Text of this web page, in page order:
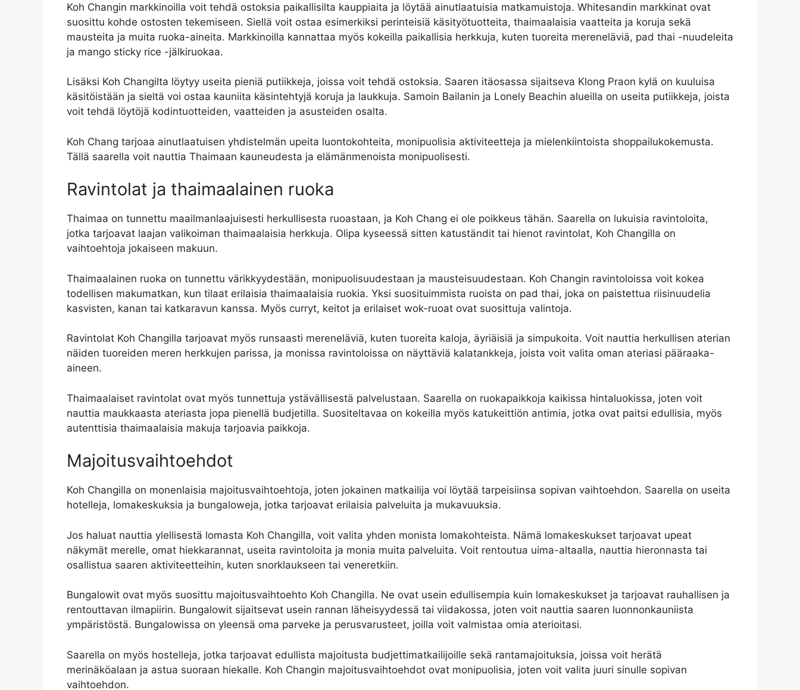
Koh Changin markkinoilla voit tehdä ostoksia paikallisilta kauppiaita ja löytää ainutlaatuisia matkamuistoja. Whitesandin markkinat ovat
suosittu kohde ostosten tekemiseen. Siellä voit ostaa esimerkiksi perinteisiä käsityötuotteita, thaimaalaisia vaatteita ja koruja sekä
mausteita ja muita ruoka-aineita. Markkinoilla kannattaa myös kokeilla paikallisia herkkuja, kuten tuoreita mereneläviä, pad thai -nuudeleita
ja mango sticky rice -jälkiruokaa.
Lisäksi Koh Changilta löytyy useita pieniä putiikkeja, joissa voit tehdä ostoksia. Saaren itäosassa sijaitseva Klong Praon kylä on kuuluisa
käsitöistään ja sieltä voi ostaa kauniita käsintehtyjä koruja ja laukkuja. Samoin Bailanin ja Lonely Beachin alueilla on useita putiikkeja, joista
voit tehdä löytöjä kodintuotteiden, vaatteiden ja asusteiden osalta.
Koh Chang tarjoaa ainutlaatuisen yhdistelmän upeita luontokohteita, monipuolisia aktiviteetteja ja mielenkiintoista shoppailukokemusta.
Tällä saarella voit nauttia Thaimaan kauneudesta ja elämänmenoista monipuolisesti.
Ravintolat ja thaimaalainen ruoka
Thaimaa on tunnettu maailmanlaajuisesti herkullisesta ruoastaan, ja Koh Chang ei ole poikkeus tähän. Saarella on lukuisia ravintoloita,
jotka tarjoavat laajan valikoiman thaimaalaisia ​​herkkuja. Olipa kyseessä sitten katuständit tai hienot ravintolat, Koh Changilla on
vaihtoehtoja jokaiseen makuun.
Thaimaalainen ruoka on tunnettu värikkyydestään, monipuolisuudestaan ​​ja mausteisuudestaan. Koh Changin ravintoloissa voit kokea
todellisen makumatkan, kun tilaat erilaisia ​​thaimaalaisia ​​ruokia. Yksi suosituimmista ruoista on pad thai, joka on paistettua riisinuudelia
kasvisten, kanan tai katkaravun kanssa. Myös curryt, keitot ja erilaiset wok-ruoat ovat suosittuja valintoja.
Ravintolat Koh Changilla tarjoavat myös runsaasti mereneläviä, kuten tuoreita kaloja, äyriäisiä ja simpukoita. Voit nauttia herkullisen aterian
näiden tuoreiden meren herkkujen parissa, ja monissa ravintoloissa on näyttäviä kalatankkeja, joista voit valita oman ateriasi pääraaka-
aineen.
Thaimaalaiset ravintolat ovat myös tunnettuja ystävällisestä palvelustaan. Saarella on ruokapaikkoja kaikissa hintaluokissa, joten voit
nauttia maukkaasta ateriasta jopa pienellä budjetilla. Suositeltavaa on kokeilla myös katukeittiön antimia, jotka ovat paitsi edullisia, myös
autenttisia thaimaalaisia ​​makuja tarjoavia paikkoja.
Majoitusvaihtoehdot
Koh Changilla on monenlaisia majoitusvaihtoehtoja, joten jokainen matkailija voi löytää tarpeisiinsa sopivan vaihtoehdon. Saarella on useita
hotelleja, lomakeskuksia ja bungaloweja, jotka tarjoavat erilaisia ​​palveluita ja mukavuuksia.
Jos haluat nauttia ylellisestä lomasta Koh Changilla, voit valita yhden monista lomakohteista. Nämä lomakeskukset tarjoavat upeat
näkymät merelle, omat hiekkarannat, useita ravintoloita ja monia muita palveluita. Voit rentoutua uima-altaalla, nauttia hieronnasta tai
osallistua saaren aktiviteetteihin, kuten snorklaukseen tai veneretkiin.
Bungalowit ovat myös suosittu majoitusvaihtoehto Koh Changilla. Ne ovat usein edullisempia kuin lomakeskukset ja tarjoavat rauhallisen ja
rentouttavan ilmapiirin. Bungalowit sijaitsevat usein rannan läheisyydessä tai viidakossa, joten voit nauttia saaren luonnonkauniista
ympäristöstä. Bungalowissa on yleensä oma parveke ja perusvarusteet, joilla voit valmistaa omia aterioitasi.
Saarella on myös hostelleja, jotka tarjoavat edullista majoitusta budjettimatkailijoille sekä rantamajoituksia, joissa voit herätä
merinäköalaan ja astua suoraan hiekalle. Koh Changin majoitusvaihtoehdot ovat monipuolisia, joten voit valita juuri sinulle sopivan
vaihtoehdon.